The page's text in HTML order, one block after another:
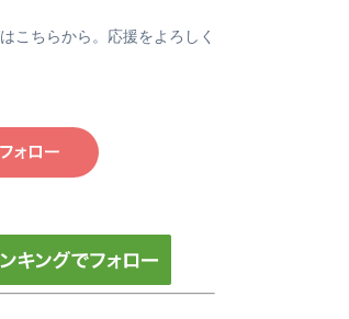
こちらから。応援をよろしく